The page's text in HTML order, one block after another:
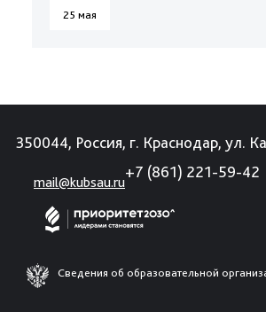
25 мая
350044, Россия, г. Краснодар, ул.
mail@kubsau.ru
+7 (861) 221-59-42
Сведения об образовательной